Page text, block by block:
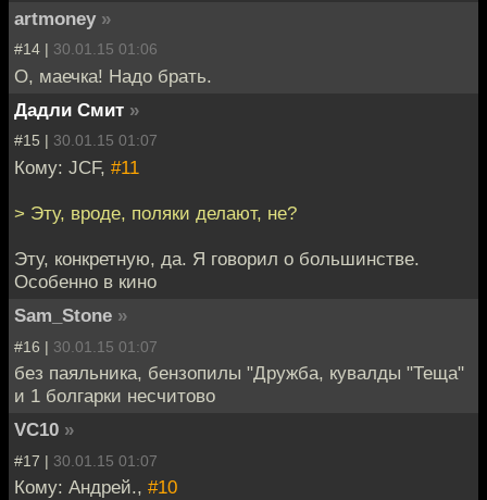
artmoney »
#14 | 30.01.15 01:06
О, маечка! Надо брать.
Дадли Смит »
#15 | 30.01.15 01:07
Кому: JCF, #11
> Эту, вроде, поляки делают, не?
Эту, конкретную, да. Я говорил о большинстве.
Особенно в кино
Sam_Stone »
#16 | 30.01.15 01:07
без паяльника, бензопилы "Дружба, кувалды "Теща"
и 1 болгарки несчитово
VC10 »
#17 | 30.01.15 01:07
Кому: Андрей., #10